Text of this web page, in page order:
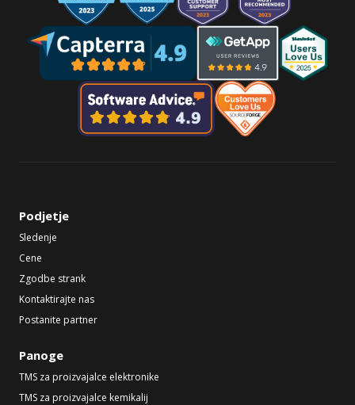
Podjetje
Sledenje
Cene
Zgodbe strank
Kontaktirajte nas
Postanite partner
Panoge
TMS za proizvajalce elektronike
TMS za proizvajalce kemikalij